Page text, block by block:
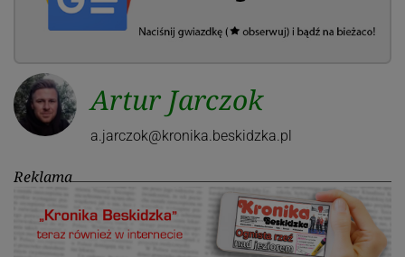
Artur Jarczok
a.jarczok@kronika.beskidzka.pl
Reklama